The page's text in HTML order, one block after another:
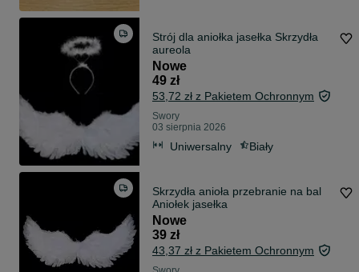
Strój dla aniołka jasełka Skrzydła
aureola
Nowe
49 zł
53,72 zł z Pakietem Ochronnym
Swory
03 sierpnia 2026
Uniwersalny Biały
Skrzydła anioła przebranie na bal
Aniołek jasełka
Nowe
39 zł
43,37 zł z Pakietem Ochronnym